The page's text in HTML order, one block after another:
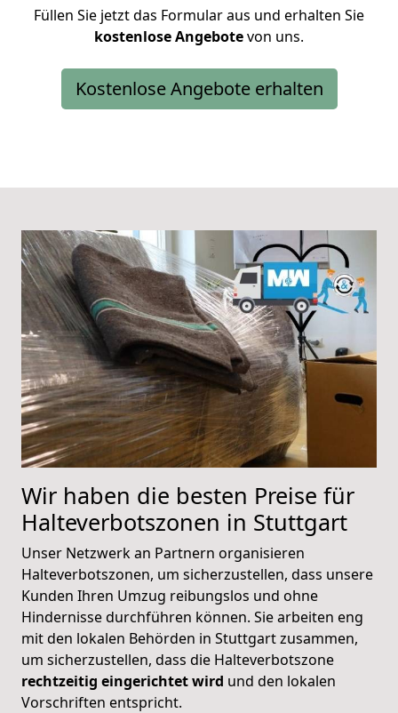
Füllen Sie jetzt das Formular aus und erhalten Sie
kostenloseAngebotevon uns.
Kostenlose Angebote erhalten
Wir haben die besten Preise für
Halteverbotszonen in Stuttgart
Unser Netzwerk an Partnern organisieren
Halteverbotszonen, um sicherzustellen, dass unsere
Kunden Ihren Umzug reibungslos und ohne
Hindernisse durchführen können. Sie arbeiten eng
mit den lokalen Behörden in Stuttgart zusammen,
um sicherzustellen, dass die Halteverbotszone
rechtzeitig eingerichtet wird und den lokalen
Vorschriften entspricht.